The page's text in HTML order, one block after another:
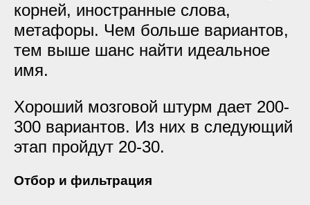
корней, иностранные слова,
метафоры. Чем больше вариантов,
тем выше шанс найти идеальное
имя.
Хороший мозговой штурм дает 200-
300 вариантов. Из них в следующий
этап пройдут 20-30.
Отбор и фильтрация